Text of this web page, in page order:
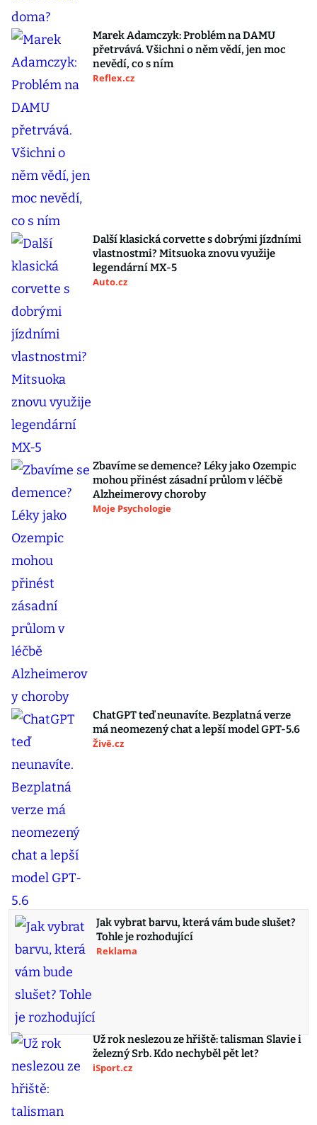
Marek Adamczyk: Problém na DAMU
přetrvává. Všichni o něm vědí, jen moc
nevědí, co s ním
Reflex.cz
Další klasická corvette s dobrými jízdními
vlastnostmi? Mitsuoka znovu využije
legendární MX-5
Auto.cz
Zbavíme se demence? Léky jako Ozempic
mohou přinést zásadní průlom v léčbě
Alzheimerovy choroby
Moje Psychologie
ChatGPT teď neunavíte. Bezplatná verze
má neomezený chat a lepší model GPT-5.6
Živě.cz
Jak vybrat barvu, která vám bude slušet?
Tohle je rozhodující
Reklama
Už rok neslezou ze hřiště: talisman Slavie i
železný Srb. Kdo nechyběl pět let?
iSport.cz